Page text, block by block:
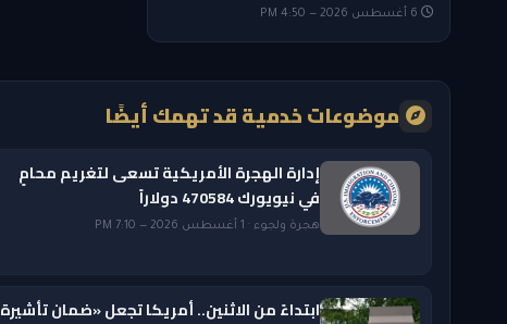
موضوعات خدمية قد تهمك أيضًا
إدارة الهجرة الأمريكية تسعى لتغريم محامٍ
في نيويورك 470584 دولاراً
هجرة ولجوء · 1 أغسطس 2026 — 7:10 PM
ابتداءً من الاثنين.. أمريكا تجعل «ضمان تأشيرة